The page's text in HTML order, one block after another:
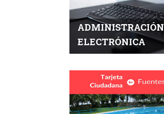
ADMINISTRACIÓN
ELECTRÓNICA